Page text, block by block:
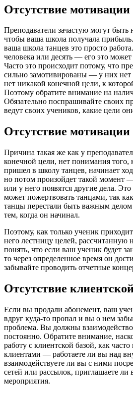
Отсутствие мотивации
Преподаватели зачастую могут быть
чтобы ваша школа получала
ваша школа танцев это просто
человека или десять — его это
Часто это происходит потому, что
сильно замотивированы — у них
нет никакой конечной цели, к
Поэтому обратите внимание на
Обязательно поспрашивайте своих
ведут своих учеников, какие цели
Отсутствие
Причина такая же как у
конечной цели, нет понимания того,
пришел в школу танцев, начинает
но потом произойдет такой момент
или у него появятся другие дела.
может пожертвовать танцами, так
танцы перестали быть важным
тем, когда он начинал.
Поэтому, как только ученик
него лестницу целей, рассчитанную
понять, что если ваш ученик будет
то через определенное время он
забывайте проводить отчетные
Отсутствие
Если вы продали абонемент, ваш
вдруг куда-то пропал и вы о нем
проблема. Вы должны
постоянно. Обратите внимание,
работу с клиентской базой, как
клиентами — работаете ли вы над
взаимодействуете ли вы с ними
сетей или рассылок, приглашаете
мероприятия.